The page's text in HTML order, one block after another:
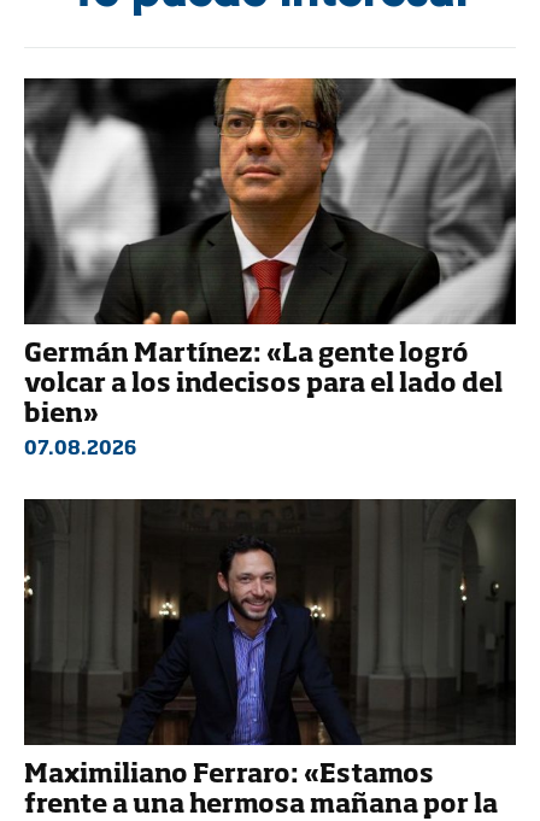
Germán Martínez: «La gente logró
volcar a los indecisos para el lado del
bien»
07.08.2026
Maximiliano Ferraro: «Estamos
frente a una hermosa mañana por la